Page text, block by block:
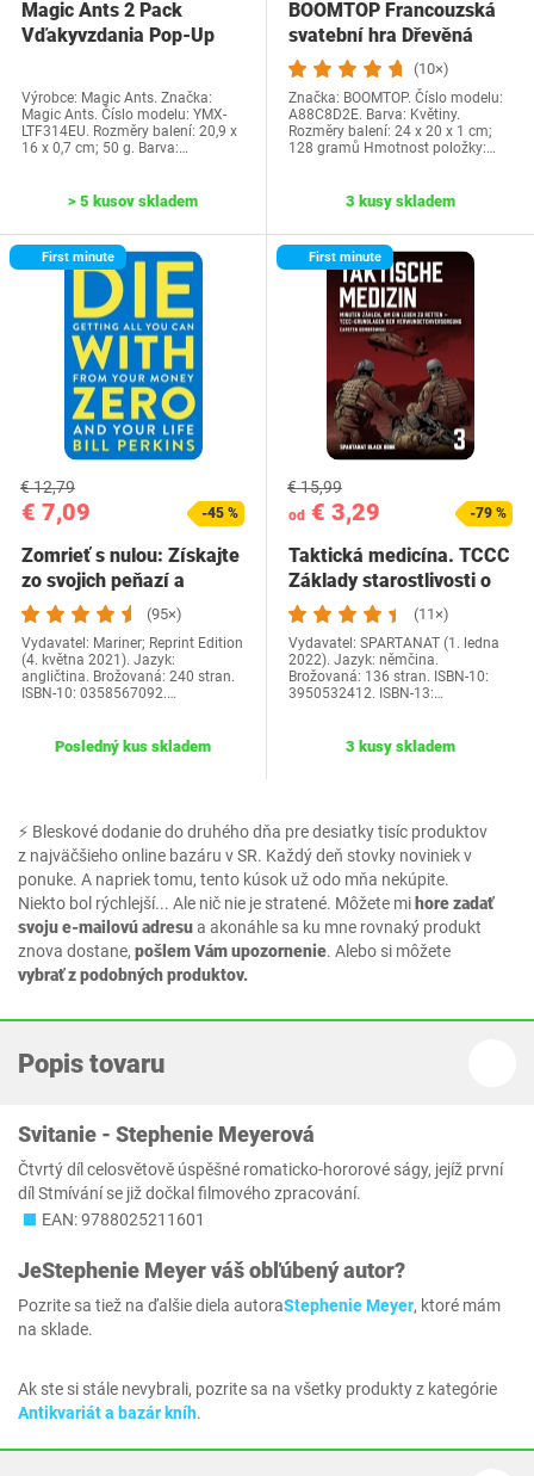
⚡ Bleskové dodanie do druhého dňa pre desiatky tisíc produktov
z najväčšieho online bazáru v SR. Každý deň stovky noviniek v
ponuke. A napriek tomu, tento kúsok už odo mňa nekúpite.
Niekto bol rýchlejší... Ale nič nie je stratené. Môžete mihore zadať
svoju e-mailovú adresua akonáhle sa ku mne rovnaký produkt
znova dostane, pošlem Vám upozornenie. Alebo si môžete
vybrať z podobných produktov.
Magic Ants 2 Pack
Vďakyvzdania Pop-Up
Výrobce: Magic Ants. Značka:
Magic Ants. Číslo modelu: YMX-
LTF314EU. Rozměry balení: 20,9 x
16 x 0,7 cm; 50 g. Barva:…
> 5 kusov skladem
BOOMTOP Francouzská
svatební hra Dřevěná
cedulka a kvízové…
(10×)
Značka: BOOMTOP. Číslo modelu:
A88C8D2E. Barva: Květiny.
Rozměry balení: 24 x 20 x 1 cm;
128 gramů Hmotnost položky:…
3 kusy skladem
First minute
€ 7,09
€ 12,79
-45 %
Zomrieť s nulou: Získajte
zo svojich peňazí a
života…
(95×)
Vydavatel: Mariner; Reprint Edition
(4. května 2021). Jazyk:
angličtina. Brožovaná: 240 stran.
ISBN-10: 0358567092.…
Posledný kus skladem
First minute
od € 3,29
€ 15,99
-79 %
Taktická medicína. TCCC
Základy starostlivosti o
zranených…
(11×)
Vydavatel: SPARTANAT (1. ledna
2022). Jazyk: němčina.
Brožovaná: 136 stran. ISBN-10:
3950532412. ISBN-13:…
3 kusy skladem
Popis tovaru
Svitanie - Stephenie Meyerová
Čtvrtý díl celosvětově úspěšné romaticko-hororové ságy, jejíž první
díl Stmívání se již dočkal filmového zpracování.
EAN: 9788025211601
JeStephenie Meyerváš obľúbený autor?
Pozrite sa tiež na ďalšie diela autoraStephenie Meyer, ktoré mám
na sklade.
Ak ste si stále nevybrali, pozrite sa na všetky produkty z kategórie
Antikvariát a bazár kníh.